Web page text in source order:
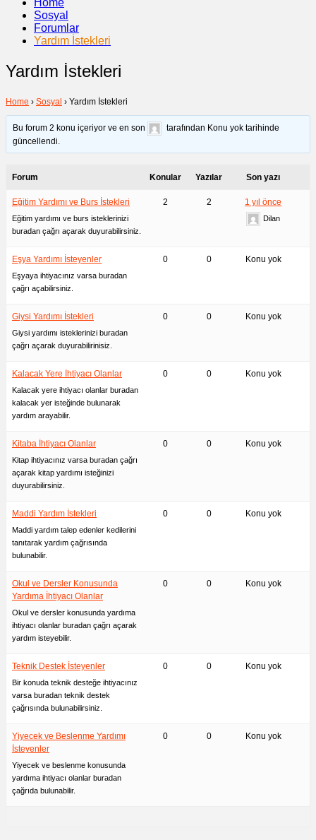
Sosyal
Forumlar
Yardım İstekleri
Yardım İstekleri
Home › Sosyal › Yardım İstekleri
Bu forum 2 konu içeriyor ve en son
tarafından Konu yok tarihinde
güncellendi.
Forum Konular Yazılar Son yazı
Eğitim Yardımı ve Burs İstekleri
Eğitim yardımı ve burs isteklerinizi
buradan çağrı açarak duyurabilirsiniz.
2 2 1 yıl önce
Dilan
Eşya Yardımı İsteyenler
Eşyaya ihtiyacınız varsa buradan
çağrı açabilirsiniz.
0 0 Konu yok
Giysi Yardımı İstekleri
Giysi yardımı isteklerinizi buradan
çağrı açarak duyurabilirinisiz.
0 0 Konu yok
Kalacak Yere İhtiyacı Olanlar
Kalacak yere ihtiyacı olanlar buradan
kalacak yer isteğinde bulunarak
yardım arayabilir.
0 0 Konu yok
Kitaba İhtiyacı Olanlar
Kitap ihtiyacınız varsa buradan çağrı
açarak kitap yardımı isteğinizi
duyurabilirsiniz.
0 0 Konu yok
Maddi Yardım İstekleri
Maddi yardım talep edenler kedilerini
tanıtarak yardım çağrısında
bulunabilir.
0 0 Konu yok
Okul ve Dersler Konusunda
Yardıma İhtiyacı Olanlar
Okul ve dersler konusunda yardıma
ihtiyacı olanlar buradan çağrı açarak
yardım isteyebilir.
0 0 Konu yok
Teknik Destek İsteyenler
Bir konuda teknik desteğe ihtiyacınız
varsa buradan teknik destek
çağrısında bulunabilirsiniz.
0 0 Konu yok
Yiyecek ve Beslenme Yardımı
İsteyenler
Yiyecek ve beslenme konusunda
yardıma ihtiyacı olanlar buradan
çağrıda bulunabilir.
0 0 Konu yok